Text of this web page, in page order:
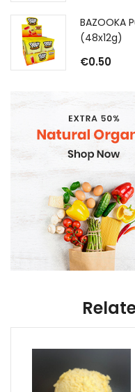
BAZOOKA
(48x12g)
€0.50